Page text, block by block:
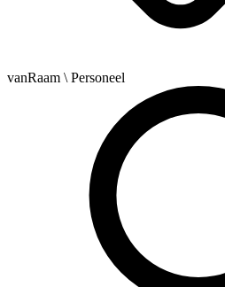
vanRaam \ Personeel